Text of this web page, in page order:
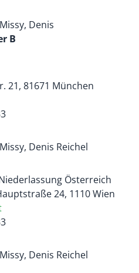
Denis
B
21, 81671 München
Denis Reichel
Österreich
24, 1110 Wien
Denis Reichel